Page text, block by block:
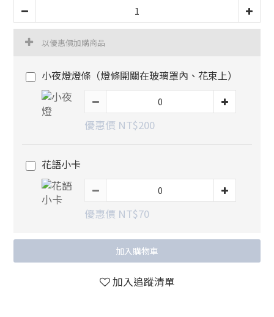
以優惠價加購商品
小夜燈燈條（燈條開關在玻璃罩內、花束上）
優惠價 NT$200
花語小卡
優惠價 NT$70
加入購物車
加入追蹤清單